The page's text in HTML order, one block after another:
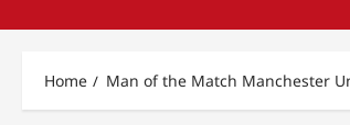
Home Man of the Match Manchester